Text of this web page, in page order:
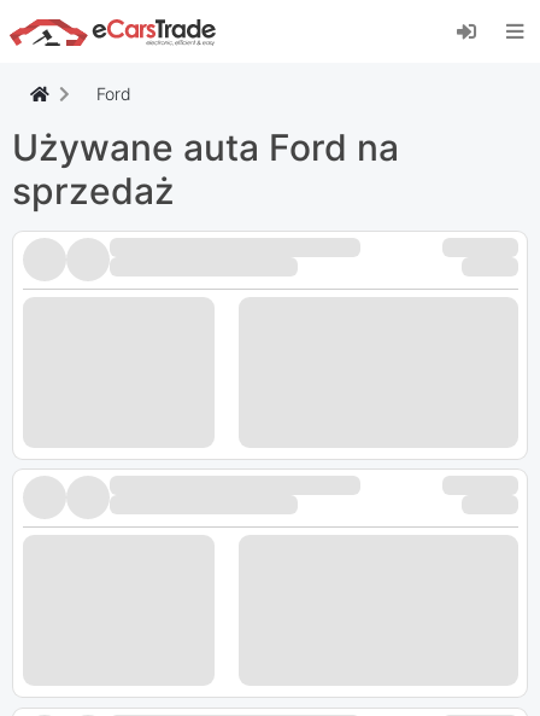
Zainstaluj aplikację internetową eCarsTrade,
dodaj ją do ekranu głównego i otrzymuj
Ford
Używane auta Ford na
sprzedaż